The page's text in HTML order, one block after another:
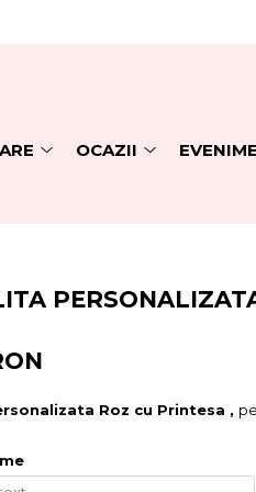
OCAZII
Roz cu Printesa ,